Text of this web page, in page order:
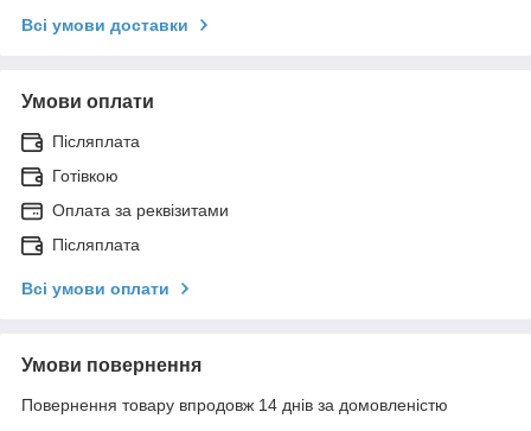
Всі умови доставки
Умови оплати
Післяплата
Готівкою
Оплата за реквізитами
Післяплата
Всі умови оплати
Умови повернення
Повернення товару впродовж 14 днів за домовленістю